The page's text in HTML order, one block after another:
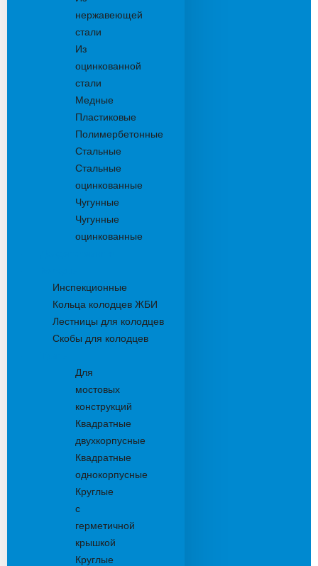
нержавеющей
стали
Из
оцинкованной
стали
Медные
Пластиковые
Полимербетонные
Стальные
Стальные
оцинкованные
Чугунные
Чугунные
оцинкованные
Инспекционные
Кольца колодцев ЖБИ
Лестницы для колодцев
Скобы для колодцев
Для
мостовых
конструкций
Квадратные
двухкорпусные
Квадратные
однокорпусные
Круглые
с
герметичной
крышкой
Круглые